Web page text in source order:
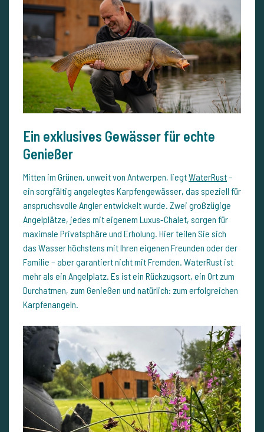
Ein exklusives Gewässer für echte
Genießer
Mitten im Grünen, unweit von Antwerpen, liegtWaterRust–
ein sorgfältig angelegtes Karpfengewässer, das speziell für
anspruchsvolle Angler entwickelt wurde. Zwei großzügige
Angelplätze, jedes mit eigenem Luxus-Chalet, sorgen für
maximale Privatsphäre und Erholung. Hier teilen Sie sich
das Wasser höchstens mit Ihren eigenen Freunden oder der
Familie – aber garantiert nicht mit Fremden. WaterRust ist
mehr als ein Angelplatz. Es ist ein Rückzugsort, ein Ort zum
Durchatmen, zum Genießen und natürlich: zum erfolgreichen
Karpfenangeln.